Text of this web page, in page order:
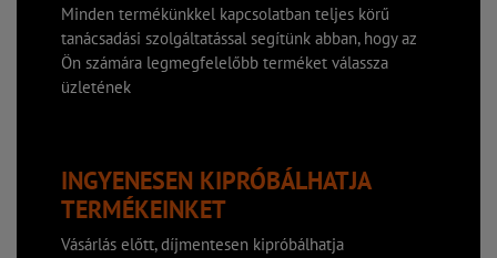
Minden termékünkkel kapcsolatban teljes körű
tanácsadási szolgáltatással segítünk abban, hogy az
Ön számára legmegfelelőbb terméket válassza
üzletének
INGYENESEN KIPRÓBÁLHATJA
TERMÉKEINKET
Vásárlás előtt, díjmentesen kipróbálhatja